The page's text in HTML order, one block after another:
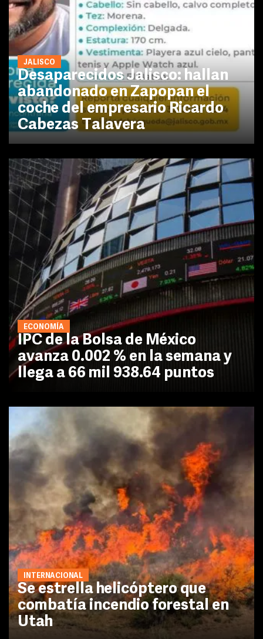
JALISCO
Desaparecidos Jalisco: hallan
abandonado en Zapopan el
coche del empresario Ricardo
Cabezas Talavera
ECONOMÍA
IPC de la Bolsa de México
avanza 0.002 % en la semana y
llega a 66 mil 938.64 puntos
INTERNACIONAL
Se estrella helicóptero que
combatía incendio forestal en
Utah